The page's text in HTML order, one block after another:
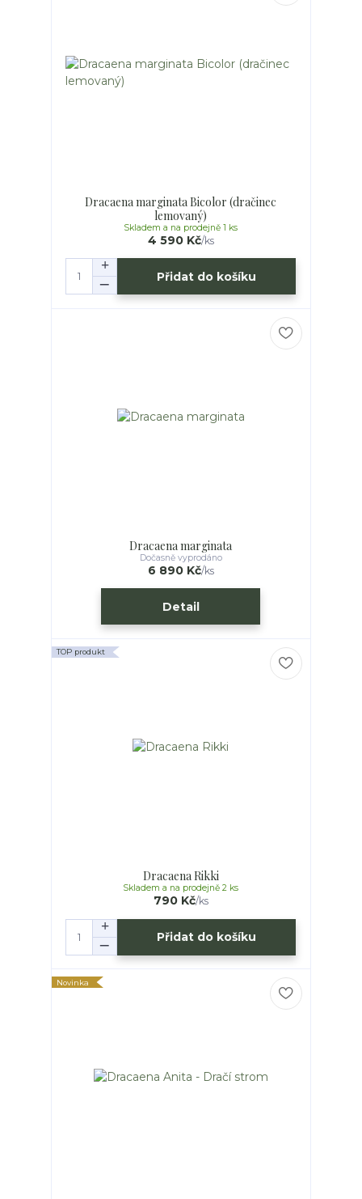
Dracaena marginata Bicolor (dračinec
lemovaný)
4 590 Kč/ks
Skladem a na prodejně 1 ks
Přidat do košíku
Dracaena marginata
6 890 Kč/ks
Dočasně vyprodáno
Detail
TOP produkt
Dracaena Rikki
790 Kč/ks
Skladem a na prodejně 2 ks
Přidat do košíku
Novinka